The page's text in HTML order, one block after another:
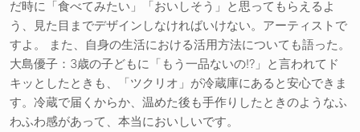
だ時に「食べてみたい」「おいしそう」と思ってもらえるよ
う、見た目までデザインしなければいけない。アーティストで
すよ。 また、自身の生活における活用方法についても語った。
大島優子：3歳の子どもに「もう一品ないの!?」と言われてド
キッとしたときも、「ツクリオ」が冷蔵庫にあると安心できま
す。冷蔵で届くからか、温めた後も手作りしたときのようなふ
わふわ感があって、本当においしいです。